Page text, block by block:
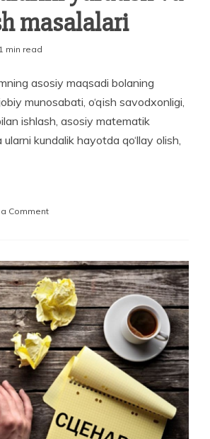
masalalari
min read
asosiy maqsadi bolaning
munosabati, o‘qish savodxonligi,
ishlash, asosiy matematik
kundalik hayotda qo‘llay olish,
Commenton
tili
uni
o‘qitishni
jadallshtirish
metodikalarini
yaratish
va
joriy
etish
masalalari